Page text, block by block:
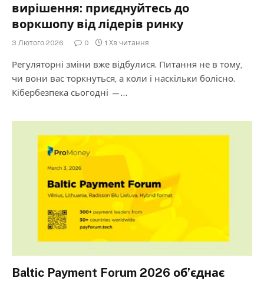
вирішення: приєднуйтесь до
воркшопу від лідерів ринку
3 Лютого 2026 0 1 Хв читання
Регуляторні зміни вже відбулися. Питання не в тому,
чи вони вас торкнуться, а коли і наскільки болісно.
Кібербезпека сьогодні —…
Baltic Payment Forum 2026 об’єднає